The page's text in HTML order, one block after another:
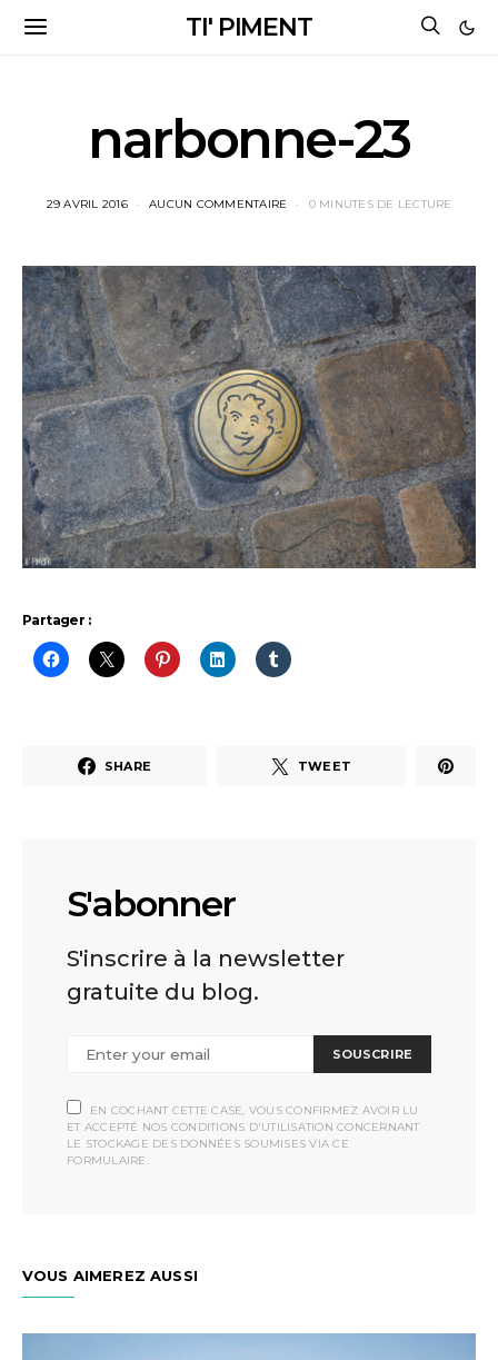
TI' PIMENT
narbonne-23
29 AVRIL 2016 AUCUN COMMENTAIRE 0 MINUTES DE LECTURE
Partager :
SHARE TWEET
S'abonner
S'inscrire à la newsletter
gratuite du blog.
SOUSCRIRE
EN COCHANT CETTE CASE, VOUS CONFIRMEZ AVOIR LU
ET ACCEPTÉ NOS CONDITIONS D'UTILISATION CONCERNANT
LE STOCKAGE DES DONNÉES SOUMISES VIA CE
FORMULAIRE.
VOUS AIMEREZ AUSSI